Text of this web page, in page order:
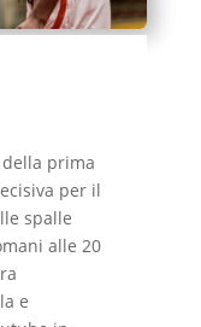
prima
per il
spalle
alle 20
e